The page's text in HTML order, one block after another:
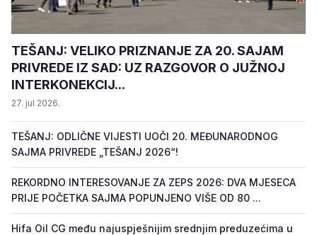
TEŠANJ: VELIKO PRIZNANJE ZA 20. SAJAM
PRIVREDE IZ SAD: UZ RAZGOVOR O JUŽNOJ
INTERKONEKCIJ...
27. jul 2026.
TEŠANJ: ODLIČNE VIJESTI UOČI 20. MEĐUNARODNOG
SAJMA PRIVREDE „TEŠANJ 2026“!
REKORDNO INTERESOVANJE ZA ZEPS 2026: DVA MJESECA
PRIJE POČETKA SAJMA POPUNJENO VIŠE OD 80 ...
Hifa Oil CG među najuspješnijim srednjim preduzećima u